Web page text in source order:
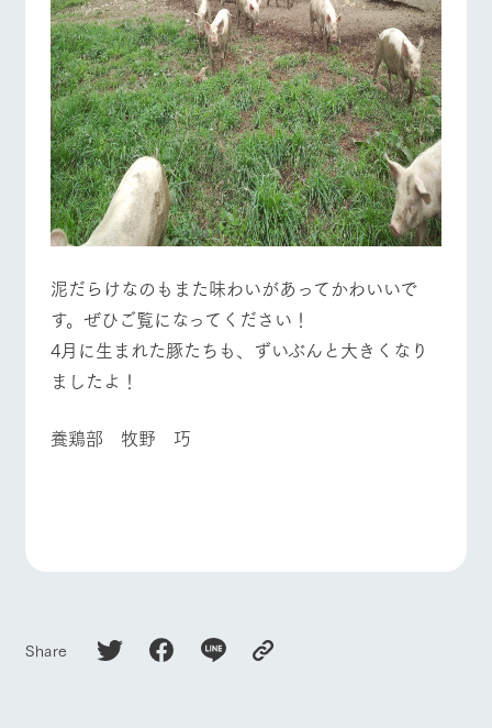
泥だらけなのもまた味わいがあってかわいいで
す。ぜひご覧になってください！
4月に生まれた豚たちも、ずいぶんと大きくなり
ましたよ！
養鶏部 牧野 巧
Share